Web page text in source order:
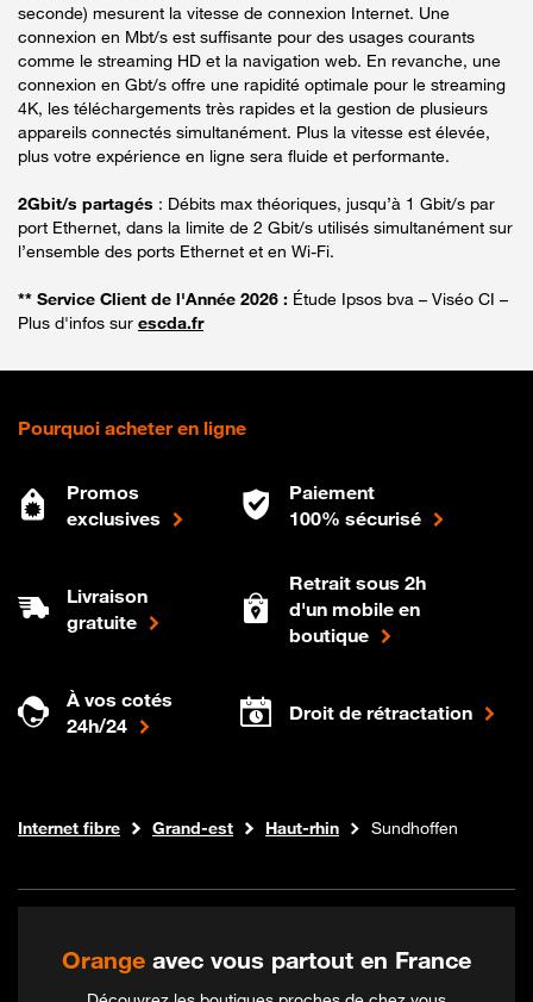
seconde) mesurent la vitesse de connexion Internet. Une
connexion en Mbt/s est suffisante pour des usages courants
comme le streaming HD et la navigation web. En revanche, une
connexion en Gbt/s offre une rapidité optimale pour le streaming
4K, les téléchargements très rapides et la gestion de plusieurs
appareils connectés simultanément. Plus la vitesse est élevée,
plus votre expérience en ligne sera fluide et performante.
2Gbit/s partagés : Débits max théoriques, jusqu’à 1 Gbit/s par
port Ethernet, dans la limite de 2 Gbit/s utilisés simultanément sur
l’ensemble des ports Ethernet et en Wi-Fi.
** Service Client de l'Année 2026 : Étude Ipsos bva – Viséo CI –
Plus d'infos sur escda.fr
Pourquoi acheter en ligne
Promos
exclusives
Paiement
100% sécurisé
Livraison
gratuite
Retrait sous 2h
d'un mobile en
boutique
À vos cotés
24h/24
Droit de rétractation
Boutique Orange
Internet fibre Grand-est Haut-rhin Sundhoffen